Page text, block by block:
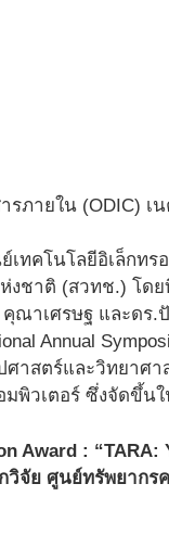
ภายใน (ODIC) เ
ย์เทคโนโลยีอิเล็ก
งชาติ (สวทช.) โด
ณาเศรษฐ และดร
Annual
าสตร์และวิทยาศ
มพิวเตอร์ ซึ่งจัดขึ้
Award : “TARA:
จัย ศูนย์ทรัพยากร